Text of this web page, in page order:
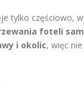
tylko częściowo,
foteli
i okolic, więc